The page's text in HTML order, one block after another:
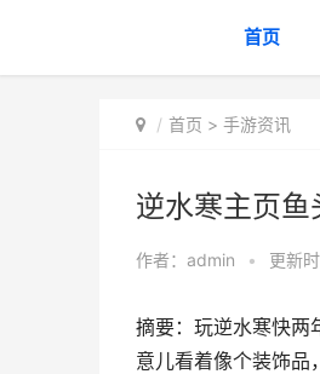
首页
首页 > 手游资讯
逆水寒主页鱼
作者： admin • 更新
摘要：玩逆水寒快两
意儿看着像个装饰品